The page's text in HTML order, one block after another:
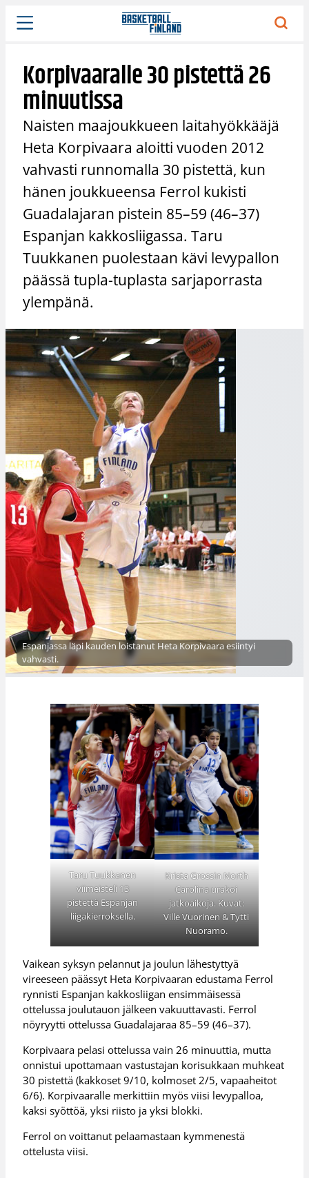
Siirry
sisältöön
Korpivaaralle 30 pistettä 26
minuutissa
Naisten maajoukkueen laitahyökkääjä
Heta Korpivaara aloitti vuoden 2012
vahvasti runnomalla 30 pistettä, kun
hänen joukkueensa Ferrol kukisti
Guadalajaran pistein 85–59 (46–37)
Espanjan kakkosliigassa. Taru
Tuukkanen puolestaan kävi levypallon
päässä tupla-tuplasta sarjaporrasta
ylempänä.
Espanjassa läpi kauden loistanut Heta Korpivaara esiintyi
vahvasti.
Taru Tuukkanen
viimeisteli 13
pistettä Espanjan
liigakierroksella.
Krista Grossin North
Carolina urakoi
jatkoaikoja. Kuvat:
Ville Vuorinen & Tytti
Nuoramo.
Vaikean syksyn pelannut ja joulun lähestyttyä
vireeseen päässyt Heta Korpivaaran edustama Ferrol
rynnisti Espanjan kakkosliigan ensimmäisessä
ottelussa joulutauon jälkeen vakuuttavasti. Ferrol
nöyryytti ottelussa Guadalajaraa 85–59 (46–37).
Korpivaara pelasi ottelussa vain 26 minuuttia, mutta
onnistui upottamaan vastustajan korisukkaan muhkeat
30 pistettä (kakkoset 9/10, kolmoset 2/5, vapaaheitot
6/6). Korpivaaralle merkittiin myös viisi levypalloa,
kaksi syöttöä, yksi riisto ja yksi blokki.
Ferrol on voittanut pelaamastaan kymmenestä
ottelusta viisi.